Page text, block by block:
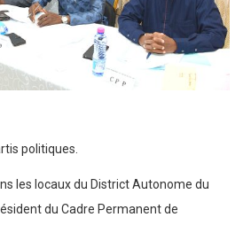
politiques.
les locaux du District Autonome du
du Cadre Permanent de